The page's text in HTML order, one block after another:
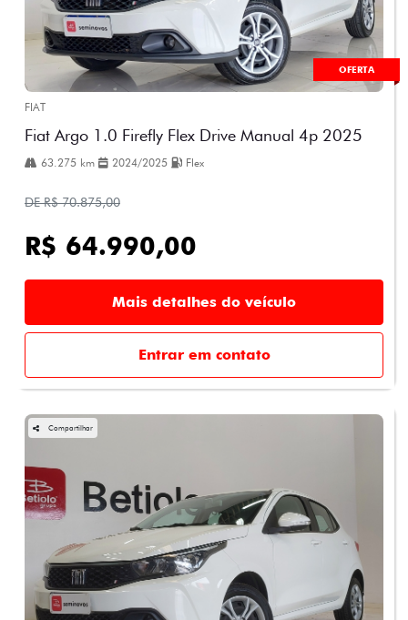
OFERTA
FIAT
Fiat Argo 1.0 Firefly Flex Drive Manual 4p 2025
63.275 km 2024/2025 Flex
DE R$ 70.875,00
R$ 64.990,00
Mais detalhes do veículo
Entrar em contato
Compartilhar